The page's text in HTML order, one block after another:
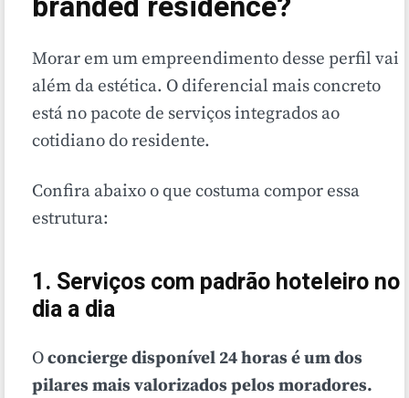
Morar em um empreendimento desse perfil vai
além da estética. O diferencial mais concreto
está no pacote de serviços integrados ao
cotidiano do residente.
Confira abaixo o que costuma compor essa
estrutura:
1. Serviços com padrão hoteleiro no
dia a dia
Oconcierge disponível 24 horas é um dos
pilares mais valorizados pelos moradores.